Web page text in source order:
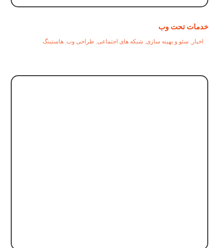
خدمات تحت وب
اخبار , سئو و بهینه سازی, شبکه های اجتماعی, طراحی وب,هاستینگ